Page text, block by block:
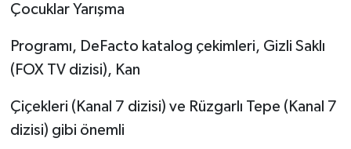
Çocuklar Yarışma
Programı, DeFacto katalog çekimleri, Gizli Saklı
(FOX TV dizisi), Kan
Çiçekleri (Kanal 7 dizisi) ve Rüzgarlı Tepe (Kanal 7
dizisi) gibi önemli